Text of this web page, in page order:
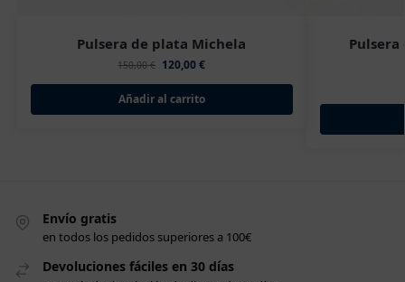
Pulsera de plata Michela
150,00€ 120,00€
Añadir al carrito
Pulsera
Envío gratis
en todos los pedidos superiores a 100€
Devoluciones fáciles en 30 días